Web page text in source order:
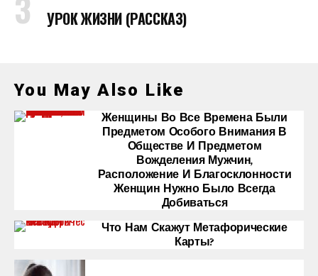
УРОК ЖИЗНИ (РАССКАЗ)
You May Also Like
Женщины Во Все Времена Были
Предметом Особого Внимания В
Обществе И Предметом
Вожделения Мужчин,
Расположение И Благосклонности
Женщин Нужно Было Всегда
Добиваться
Что Нам Скажут Метафорические
Карты?